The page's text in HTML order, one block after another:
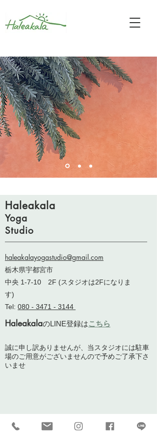
Haleakala
Yoga
Studio
haleakalayogastudio@gmail.com
栃木県宇都宮市
中央 1-7-10 2F (スタジオは2Fになりま
す)
Tel: 080 - 3471 - 3144
HaleakalaのLINE登録はこちら
誠に申し訳ありませんが、当スタジオには駐車
場のご用意がございませんので予めご了承下さ
いませ